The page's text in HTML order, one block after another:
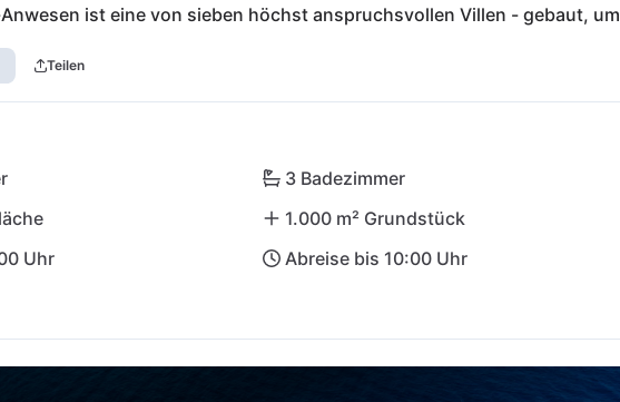
ist eine von sieben höchst anspruchsvollen Villen - gebaut, um
Atmosphäre von Luxusurlauben zu befördern. Die Gegend eignet sich
die umliegenden Nationalsparks Kornati und Krka-Wasserfälle zu
Split ist nur eine halbe Stunde mit dem Auto entfernt.
Teilen
3 Badezimmer
1.000 m² Grundstück
Uhr
Abreise bis 10:00 Uhr